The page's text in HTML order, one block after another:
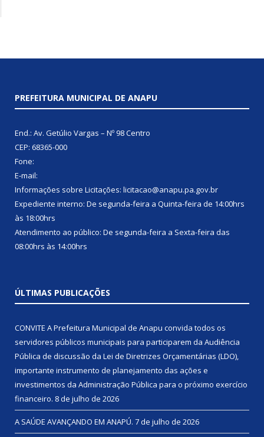
PREFEITURA MUNICIPAL DE ANAPU
End.: Av. Getúlio Vargas – Nº 98 Centro
CEP: 68365-000
Fone:
E-mail:
Informações sobre Licitações: licitacao@anapu.pa.gov.br
Expediente interno: De segunda-feira a Quinta-feira de 14:00hrs
às 18:00hrs
Atendimento ao público: De segunda-feira a Sexta-feira das
08:00hrs às 14:00hrs
ÚLTIMAS PUBLICAÇÕES
CONVITE A Prefeitura Municipal de Anapu convida todos os
servidores públicos municipais para participarem da Audiência
Pública de discussão da Lei de Diretrizes Orçamentárias (LDO),
importante instrumento de planejamento das ações e
investimentos da Administração Pública para o próximo exercício
financeiro. 8 de julho de 2026
A SAÚDE AVANÇANDO EM ANAPÚ. 7 de julho de 2026